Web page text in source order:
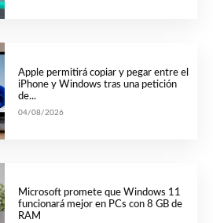
Apple permitirá copiar y pegar entre el
iPhone y Windows tras una petición
de...
04/08/2026
Microsoft promete que Windows 11
funcionará mejor en PCs con 8 GB de
RAM